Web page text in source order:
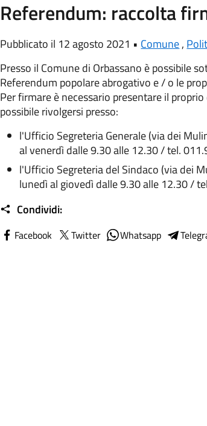
Referendum: raccolta
Pubblicato il 12 agosto 2021 • Comune,
Presso il Comune di Orbassano è possibile
Referendum popolare abrogativo e / o le
Per firmare è necessario presentare il
possibile rivolgersi presso:
l'Ufficio Segreteria Generale (via dei
al venerdì dalle 9.30 alle 12.30 / tel.
l'Ufficio Segreteria del Sindaco (via dei
lunedì al giovedì dalle 9.30 alle 12.30 /
Condividi:
Facebook Twitter Whatsapp